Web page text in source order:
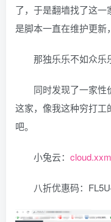
了，于是翻墙找了这
是脚本一直在维护更新
那独乐乐不如众乐
同时发现了一家性
这家，像我这种穷打工
吧。
小兔云：
八折优惠码：